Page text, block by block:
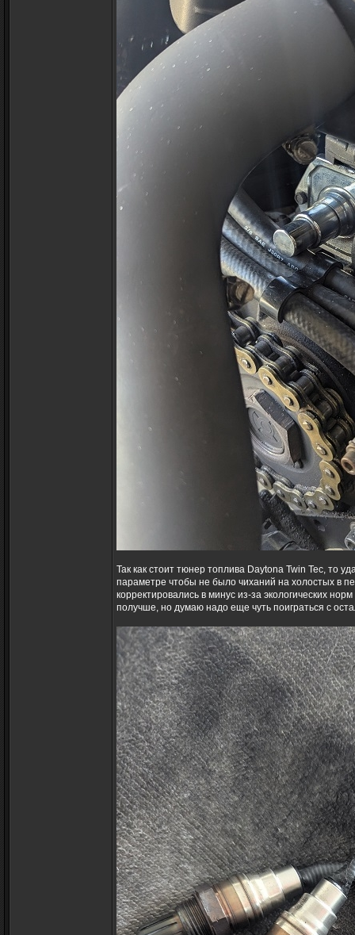
Так как стоит тюнер топлива Daytona Twin Tec, то
параметре чтобы не было чиханий на холостых в
корректировались в минус из-за экологических
получше, но думаю надо еще чуть поиграться с